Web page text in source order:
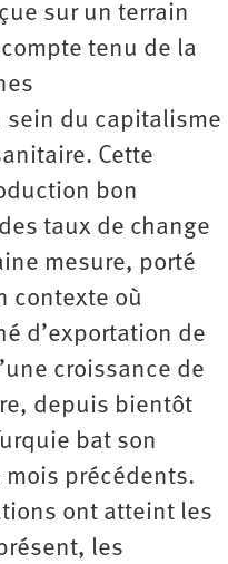
sur un terrain
tenu de la
sein du capitalisme
Cette
bon
taux de change
mesure, porté
contexte où
d’exportation de
croissance de
depuis bientôt
bat son
mois précédents.
ont atteint les
les